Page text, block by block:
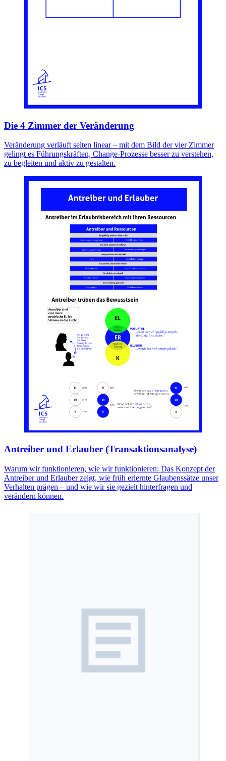
Die 4 Zimmer der Veränderung
Veränderung verläuft selten linear – mit dem Bild der vier Zimmer
gelingt es Führungskräften, Change-Prozesse besser zu verstehen,
zu begleiten und aktiv zu gestalten.
Antreiber und Erlauber (Transaktionsanalyse)
Warum wir funktionieren, wie wir funktionieren: Das Konzept der
Antreiber und Erlauber zeigt, wie früh erlernte Glaubenssätze unser
Verhalten prägen – und wie wir sie gezielt hinterfragen und
verändern können.